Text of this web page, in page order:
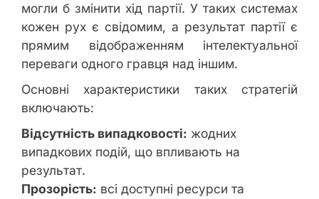
могли б змінити хід партії. У таких системах
кожен рух є свідомим, а результат партії є
прямим відображенням інтелектуальної
переваги одного гравця над іншим.
Основні характеристики таких стратегій
включають:
Відсутність випадковості: жодних
випадкових подій, що впливають на
результат.
Прозорість: всі доступні ресурси та